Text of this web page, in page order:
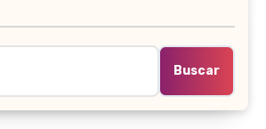
Buscar